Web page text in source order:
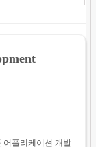
어플리케이션 개발